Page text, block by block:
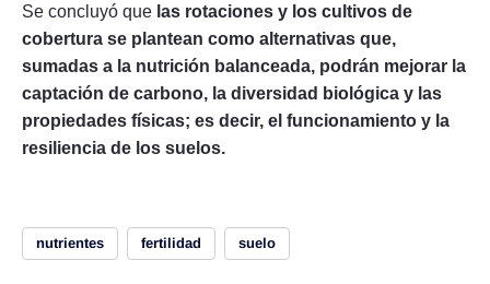
Se concluyó que las rotaciones y los cultivos de
cobertura se plantean como alternativas que,
sumadas a la nutrición balanceada, podrán mejorar la
captación de carbono, la diversidad biológica y las
propiedades físicas; es decir, el funcionamiento y la
resiliencia de los suelos.
nutrientes fertilidad suelo